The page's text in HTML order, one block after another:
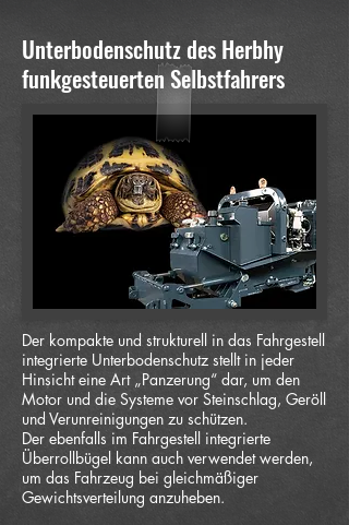
Unterbodenschutz des Herbhy
funkgesteuerten Selbstfahrers
Der kompakte und strukturell in das Fahrgestell
integrierte Unterbodenschutz stellt in jeder
Hinsicht eine Art „Panzerung“ dar, um den
Motor und die Systeme vor Steinschlag, Geröll
und Verunreinigungen zu schützen.
Der ebenfalls im Fahrgestell integrierte
Überrollbügel kann auch verwendet werden,
um das Fahrzeug bei gleichmäßiger
Gewichtsverteilung anzuheben.